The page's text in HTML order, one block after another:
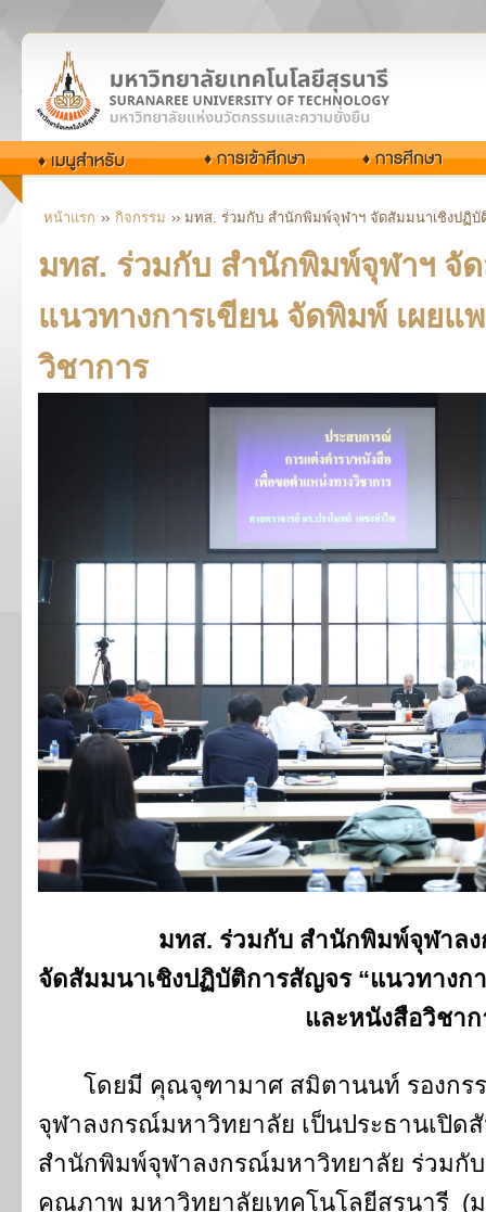
หน้าแรก ›› กิจกรรม ›› มทส. ร่วมกับ สำนักพิมพ์จุฬาฯ จัดสัมมนาเชิงปฏิ
มทส. ร่วมกับ สำนักพิมพ์จุฬาฯ จั
แนวทางการเขียน จัดพิมพ์ เผยแ
วิชาการ
มทส. ร่วมกับ สำนักพิมพ์จุฬาล
จัดสัมมนาเชิงปฏิบัติการสัญจร “แนวทางก
และหนังสือวิชาก
โดยมี คุณจุฑามาศ สมิตานนท์ รองกรร
จุฬาลงกรณ์มหาวิทยาลัย เป็นประธานเปิด
สำนักพิมพ์จุฬาลงกรณ์มหาวิทยาลัย ร่วมกั
คุณภาพ มหาวิทยาลัยเทคโนโลยีสุรนารี (